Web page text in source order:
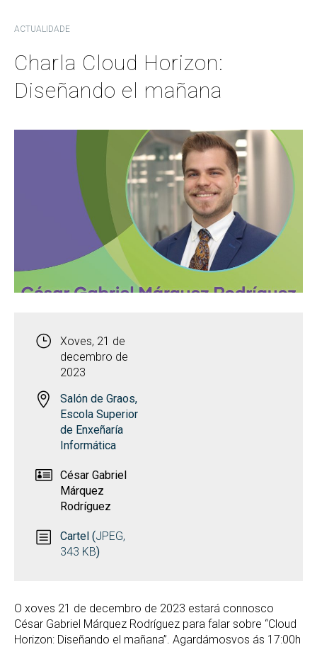
ACTUALIDADE
Charla Cloud Horizon:
Diseñando el mañana
Xoves, 21 de
decembro de
2023
Salón de Graos,
Escola Superior
de Enxeñaría
Informática
César Gabriel
Márquez
Rodríguez
Cartel (JPEG,
343 KB)
O xoves 21 de decembro de 2023 estará connosco
César Gabriel Márquez Rodríguez para falar sobre “Cloud
Horizon: Diseñando el mañana”. Agardámosvos ás 17:00h